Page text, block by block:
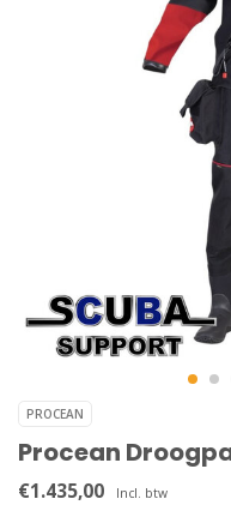
PROCEAN
Procean
€1.435,00 Incl. btw